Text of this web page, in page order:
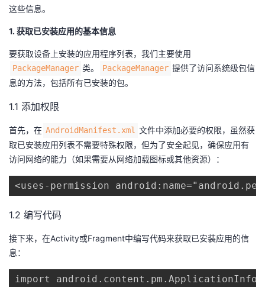
者
我
的
我
坛
圈
的
播
我
活
动
的
关
我
的
开
我
的
我
这些信息。
1. 获取已安装应用的基本信息
要获取设备上安装的应用程序列表，我们主要使用​
​PackageManager​ ​​类。​ ​PackageManager​ ​提供了访问系统级包信
息的方法，包括所有已安装的包。
1.1 添加权限
首先，在​ ​AndroidManifest.xml​ ​文件中添加必要的权限，虽然获
取已安装应用列表不需要特殊权限，但为了安全起见，确保应用有
访问网络的能力（如果需要从网络加载图标或其他资源）：
<uses-permission
1.2 编写代码
接下来，在Activity或Fragment中编写代码来获取已安装应用的信
息：
import android.content.pm.ApplicationInfo;